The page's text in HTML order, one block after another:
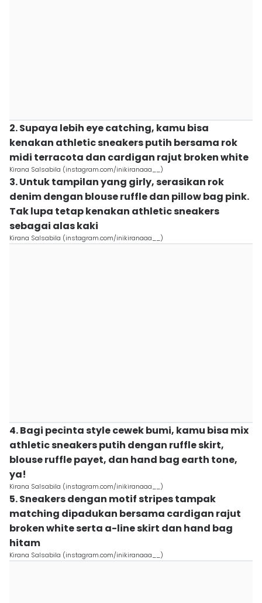
2. Supaya lebih eye catching, kamu bisa
kenakan athletic sneakers putih bersama rok
midi terracota dan cardigan rajut broken white
Kirana Salsabila (instagram.com/inikiranaaa__)
3. Untuk tampilan yang girly, serasikan rok
denim dengan blouse ruffle dan pillow bag pink.
Tak lupa tetap kenakan athletic sneakers
sebagai alas kaki
Kirana Salsabila (instagram.com/inikiranaaa__)
4. Bagi pecinta style cewek bumi, kamu bisa mix
athletic sneakers putih dengan ruffle skirt,
blouse ruffle payet, dan hand bag earth tone,
ya!
Kirana Salsabila (instagram.com/inikiranaaa__)
5. Sneakers dengan motif stripes tampak
matching dipadukan bersama cardigan rajut
broken white serta a-line skirt dan hand bag
hitam
Kirana Salsabila (instagram.com/inikiranaaa__)